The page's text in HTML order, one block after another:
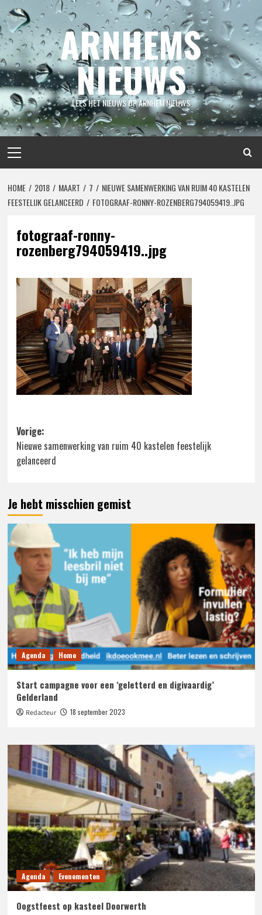
Spring
naar
inhoud
ARNHEMS
NIEUWS
LEES HET NIEUWS OP ARNHEM NIEUWS
menu
HOME 2018 MAART 7
NIEUWE SAMENWERKING VAN RUIM 40 KASTELEN
FEESTELIJK GELANCEERD
FOTOGRAAF-RONNY-ROZENBERG794059419..JPG
fotograaf-ronny-
rozenberg794059419..jpg
Bericht
navigatie
Vorige:
Nieuwe samenwerking van ruim 40 kastelen feestelijk
gelanceerd
Je hebt misschien gemist
Agenda Home
Start campagne voor een ‘geletterd en digivaardig’
Gelderland
Redacteur 18 september 2023
Agenda Evenementen
Oogstfeest op kasteel Doorwerth